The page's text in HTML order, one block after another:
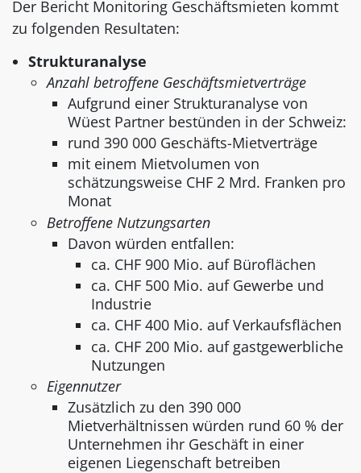
Der Bericht Monitoring Geschäftsmieten kommt
zu folgenden Resultaten:
Strukturanalyse
Anzahl betroffene Geschäftsmietverträge
Aufgrund einer Strukturanalyse von
Wüest Partner bestünden in der Schweiz:
rund 390 000 Geschäfts-Mietverträge
mit einem Mietvolumen von
schätzungsweise CHF 2 Mrd. Franken pro
Monat
Betroffene Nutzungsarten
Davon würden entfallen:
ca. CHF 900 Mio. auf Büroflächen
ca. CHF 500 Mio. auf Gewerbe und
Industrie
ca. CHF 400 Mio. auf Verkaufsflächen
ca. CHF 200 Mio. auf gastgewerbliche
Nutzungen
Eigennutzer
Zusätzlich zu den 390 000
Mietverhältnissen würden rund 60 % der
Unternehmen ihr Geschäft in einer
eigenen Liegenschaft betreiben